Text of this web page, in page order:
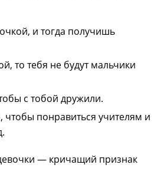
и тогда получишь
то тебя не будут мальчики
с тобой дружили.
понравиться учителям и
— кричащий признак